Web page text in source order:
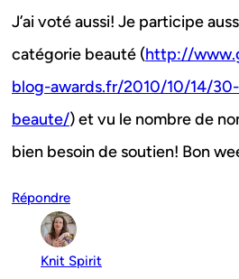
J’ai voté aussi! Je participe
catégorie beauté (http://
blog-awards.fr/2010/10/14/
beaute/) et vu le nombre de
bien besoin de soutien! Bon
Répondre
Knit Spirit